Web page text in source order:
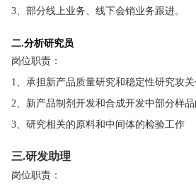
3、部分线上业务、线下会销业务跟进。
二.分析研究员
岗位职责：
1、承担新产品质量研究和稳定性研究攻
2、新产品制剂开发和合成开发中部分样品
3、研究相关的原料和中间体的检验工作
三.研发助理
岗位职责：